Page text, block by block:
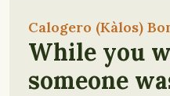
Calogero (Kàlos)
While you
someone